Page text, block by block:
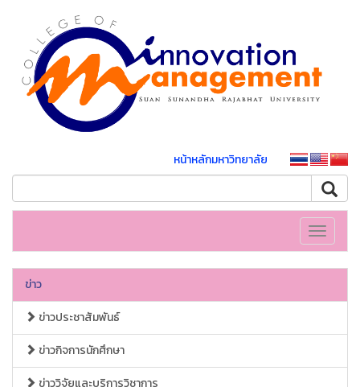
หน้าหลักมหาวิทยาลัย
Toggle
ข่าว
ข่าวประชาสัมพันธ์
ข่าวกิจการนักศึกษา
ข่าววิจัยและบริการวิชาการ